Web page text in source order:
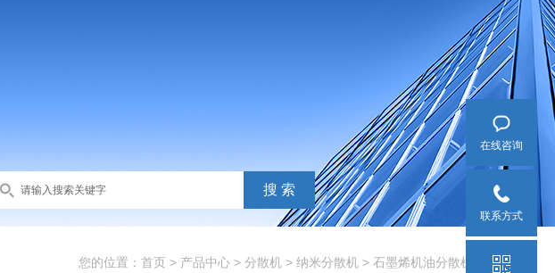
您的位置： 首页 > 产品中心 > 分散机 > 纳米分散机 > 石墨烯机油分散机
在线咨询
联系方式